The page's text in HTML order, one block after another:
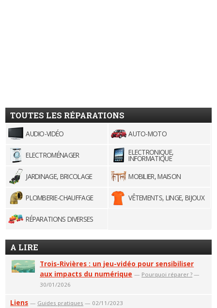
TOUTES LES RÉPARATIONS
AUDIO-VIDÉO AUTO-MOTO
ELECTROMÉNAGER ELECTRONIQUE,
INFORMATIQUE
JARDINAGE, BRICOLAGE
MOBILIER, MAISON
PLOMBERIE-CHAUFFAGE VÊTEMENTS, LINGE, BIJOUX
RÉPARATIONS DIVERSES
A LIRE
Trois-Rivières : un jeu-vidéo pour sensibiliser
aux impacts du numérique — Pourquoi réparer ? —
30/01/2026
Liens — Guides pratiques — 02/11/2023